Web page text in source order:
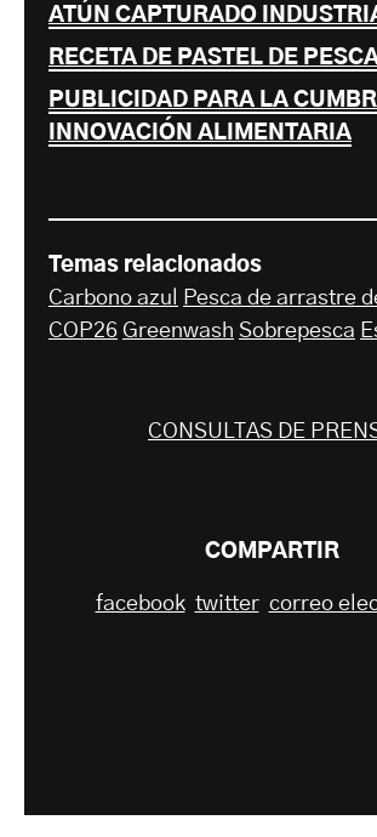
ATÚN CAPTURADO
RECETA DE PASTEL DE
PUBLICIDAD PARA LA
INNOVACIÓN ALIMENTARIA
Temas relacionados
Carbono azul
Pesca de arrastre
COP26 Greenwash Sobrepesca
CONSULTAS DE
COMPARTIR
facebook twitter correo